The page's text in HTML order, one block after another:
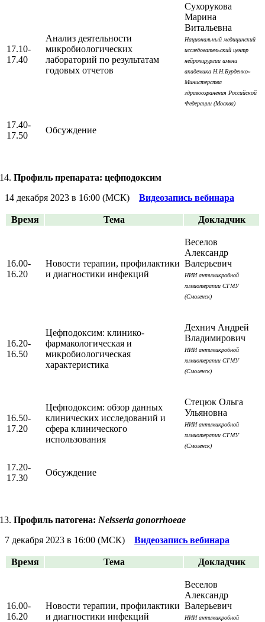
17.10-
17.40
Анализ деятельности
микробиологических
лабораторий по результатам
годовых отчетов
Сухорукова
Марина
Витальевна
Национальный медицинский
исследовательский центр
нейрохирургии имени
академика Н.Н.Бурденко»
Министерства
здравоохранения Российской
Федерации (Москва)
17.40-
17.50
Обсуждение
Профиль препарата: цефподоксим
14 декабря 2023 в 16:00 (МСК) Видеозапись вебинара
Время Тема Докладчик
16.00-
16.20
Новости терапии, профилактики
и диагностики инфекций
Веселов
Александр
Валерьевич
НИИ антимикробной
химиотерапии СГМУ
(Смоленск)
16.20-
16.50
Цефподоксим: клинико-
фармакологическая и
микробиологическая
характеристика
Дехнич Андрей
Владимирович
НИИ антимикробной
химиотерапии СГМУ
(Смоленск)
16.50-
17.20
Цефподоксим: обзор данных
клинических исследований и
сфера клинического
использования
Стецюк Ольга
Ульяновна
НИИ антимикробной
химиотерапии СГМУ
(Смоленск)
17.20-
17.30
Обсуждение
Профиль патогена: Neisseria gonorrhoeae
7 декабря 2023 в 16:00 (МСК) Видеозапись вебинара
Время Тема Докладчик
16.00-
16.20
Новости терапии, профилактики
и диагностики инфекций
Веселов
Александр
Валерьевич
НИИ антимикробной